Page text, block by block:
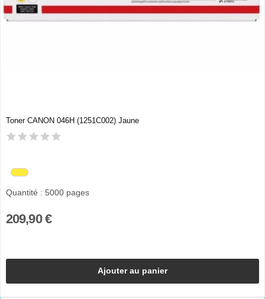
Toner CANON 046H (1251C002) Jaune
Quantité : 5000 pages
209,90 €
Ajouter au panier